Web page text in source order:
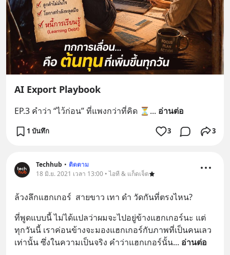
AI Export Playbook
EP.3 คำว่า “ไว้ก่อน” ที่แพงกว่าที่คิด ⏳ ... อ่านต่อ
1 บันทึก 3 3
Techhub • ติดตาม
18 มิ.ย. 2021 เวลา 13:00 • ไอที & แก็ดเจ็ต
ล้วงลึกแฮกเกอร์  สายขาว เทา ดำ วัดกันที่ตรงไหน?
ที่พูดแบบนี้ ไม่ได้แปลว่าผมจะไปอยู่ข้างแฮกเกอร์นะ แต่
ทุกวันนี้ เราค่อนข้างจะมองแฮกเกอร์กับภาพที่เป็นคนเลว
เท่านั้น ซึ่งในความเป็นจริง คำว่าแฮกเกอร์นั้น... อ่านต่อ